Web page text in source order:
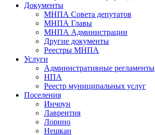
Документы
МНПА Совета депутатов
МНПА Главы
МНПА Администрации
Другие документы
Реестры МНПА
Услуги
Административные регламенты
НПА
Реестр муниципальных услуг
Поселения
Инчоун
Лаврентия
Лорино
Нешкан